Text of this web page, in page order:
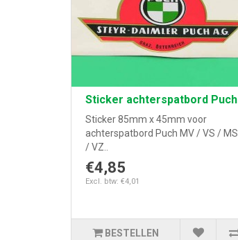
Sticker achterspatbord Puch
Sticker 85mm x 45mm voor
achterspatbord Puch MV / VS / MS
/ VZ..
€4,85
Excl. btw: €4,01
BESTELLEN